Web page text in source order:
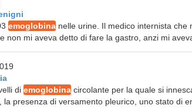
emoglobina nelle urine. Il medico internista
non mi aveva detto di fare la gastro, anzi mi
di emoglobina circolante per la quale si
presenza di versamento pleurico, uno stato di